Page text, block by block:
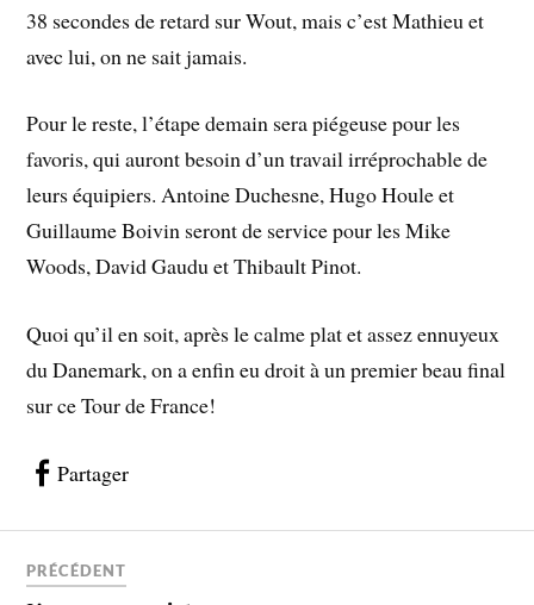
38 secondes de retard sur Wout, mais c’est Mathieu et
avec lui, on ne sait jamais.
Pour le reste, l’étape demain sera piégeuse pour les
favoris, qui auront besoin d’un travail irréprochable de
leurs équipiers. Antoine Duchesne, Hugo Houle et
Guillaume Boivin seront de service pour les Mike
Woods, David Gaudu et Thibault Pinot.
Quoi qu’il en soit, après le calme plat et assez ennuyeux
du Danemark, on a enfin eu droit à un premier beau final
sur ce Tour de France!
Partager
PRÉCÉDENT